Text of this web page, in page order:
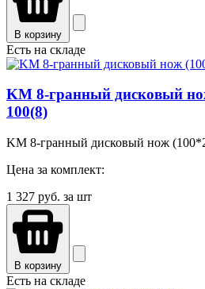
В корзину
Есть на складе
KM 8-гранный дисковый
100(8)
KM 8-гранный дисковый нож
Цена за комплект:
1 327 руб. за шт
В корзину
Есть на складе